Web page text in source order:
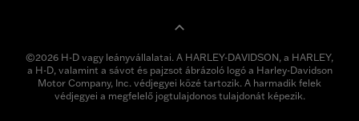
©2026 H-D vagy leányvállalatai. A HARLEY-DAVIDSON, a HARLEY,
a H-D, valamint a sávot és pajzsot ábrázoló logó a Harley-Davidson
Motor Company, Inc. védjegyei közé tartozik. A harmadik felek
védjegyei a megfelelő jogtulajdonos tulajdonát képezik.